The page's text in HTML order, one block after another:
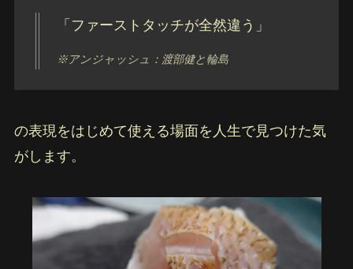
「ファーストタッチが全然違う」
※アンジャッシュ：渡部健と輪島
の表現をはじめて使える場面を人生で見つけた気
がします。